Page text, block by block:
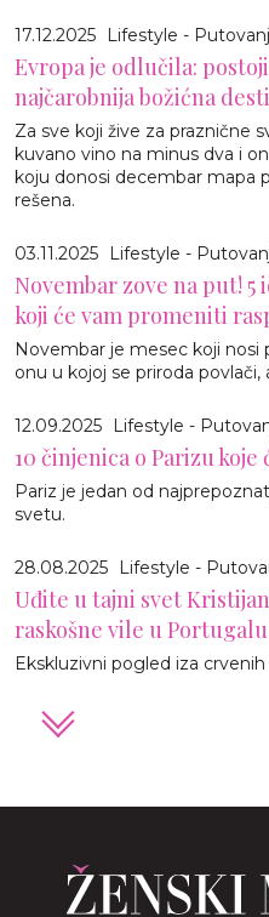
17.12.2025 Lifestyle -
Evropa je odlučila:
najčarobnija božićna
Za sve koji žive za praznične
kuvano vino na minus dva i
koju donosi decembar mapa
rešena.
03.11.2025 Lifestyle -
Novembar zove na put! 5
koji će vam promeniti
Novembar je mesec koji nosi
onu u kojoj se priroda povlači,
12.09.2025 Lifestyle -
10 činjenica o Parizu koje
Pariz je jedan od
svetu.
28.08.2025 Lifestyle -
Uđite u tajni svet
raskošne vile u Portugalu
Ekskluzivni pogled iza crvenih